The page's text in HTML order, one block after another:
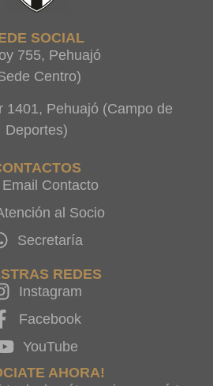
SOCIAL
755, Pehuajó
Centro)
1401, Pehuajó (Campo de
Deportes)
Email Contacto
al Socio
Secretaría
REDES
Instagram
Facebook
YouTube
AHORA!